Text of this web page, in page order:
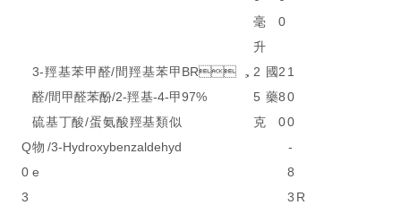
毫
升
0
Q
0
3
3-羥基苯甲醛/間羥基苯甲
醛/間甲醛苯酚/2-羥基-4-甲
硫基丁酸/蛋氨酸羥基類似
物/3-Hydroxybenzaldehyd
e
BR，
97%
2
5
克
國
藥
2
8
0
1
0
0
-
8
3 R